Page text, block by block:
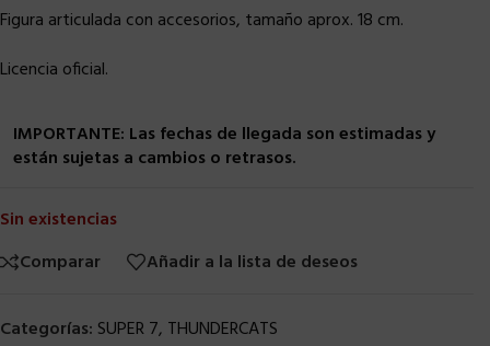
Figura articulada con accesorios, tamaño aprox. 18 cm.
Licencia oficial.
IMPORTANTE: Las fechas de llegada son estimadas y
están sujetas a cambios o retrasos.
Sin existencias
Comparar
Añadir a la lista de deseos
Categorías: SUPER 7, THUNDERCATS